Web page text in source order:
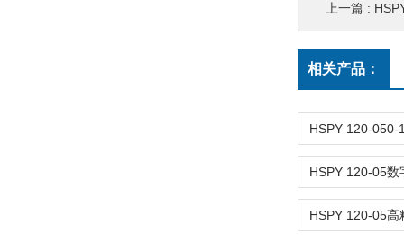
上一篇 : HSPY
相关产品：